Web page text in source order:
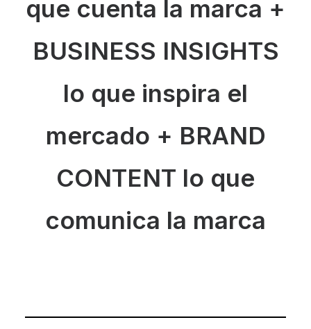
que cuenta la marca +
BUSINESS INSIGHTS
lo que inspira el
mercado + BRAND
CONTENT lo que
comunica la marca